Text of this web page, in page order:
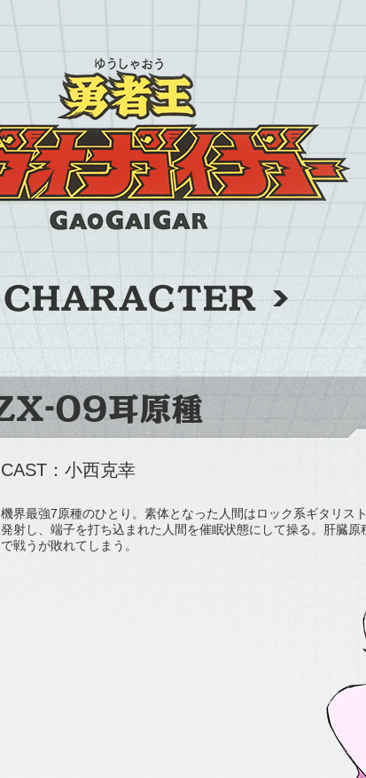
CAST：小西克幸
機界最強7原種のひとり。素体となった人間はロック系ギタリス
発射し、端子を打ち込まれた人間を催眠状態にして操る。肝臓
で戦うが敗れてしまう。